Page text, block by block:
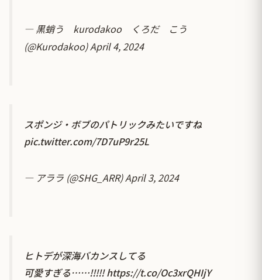
— 黒蛸う kurodakoo くろだ こう
(@Kurodakoo)April 4, 2024
スポンジ・ボブのパトリックみたいですね
pic.twitter.com/7D7uP9r25L
— アララ (@SHG_ARR)April 3, 2024
ヒトデが深海バカンスしてる
可愛すぎる……!!!!!https://t.co/Oc3xrQHIjY